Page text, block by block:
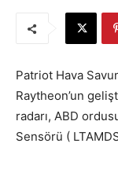
Patriot Hava
Raytheon’un
radarı, ABD
Sensörü (